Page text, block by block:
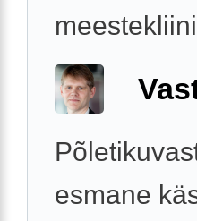
esmane